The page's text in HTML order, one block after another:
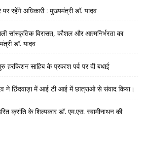
रहेंगे अधिकारी : मुख्यमंत्री डॉ. यादव
सांस्कृतिक विरासत, कौशल और आत्मनिर्भरता का
डॉ. यादव
हरकिशन साहिब के प्रकाश पर्व पर दी बधाई
ने छिंदवाड़ा में आई टी आई में छात्राओ से संवाद किया।
क्रांति के शिल्पकार डॉ. एम.एस. स्वामीनाथन की